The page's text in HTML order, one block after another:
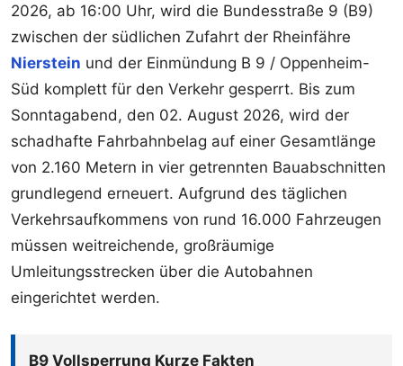
2026, ab 16:00 Uhr, wird die Bundesstraße 9 (B9)
zwischen der südlichen Zufahrt der Rheinfähre
Nierstein und der Einmündung B 9 / Oppenheim-
Süd komplett für den Verkehr gesperrt. Bis zum
Sonntagabend, den 02. August 2026, wird der
schadhafte Fahrbahnbelag auf einer Gesamtlänge
von 2.160 Metern in vier getrennten Bauabschnitten
grundlegend erneuert. Aufgrund des täglichen
Verkehrsaufkommens von rund 16.000 Fahrzeugen
müssen weitreichende, großräumige
Umleitungsstrecken über die Autobahnen
eingerichtet werden.
B9 Vollsperrung Kurze Fakten